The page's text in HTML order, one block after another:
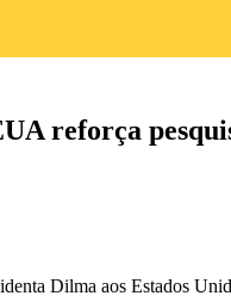
reforça
Dilma aos Estados